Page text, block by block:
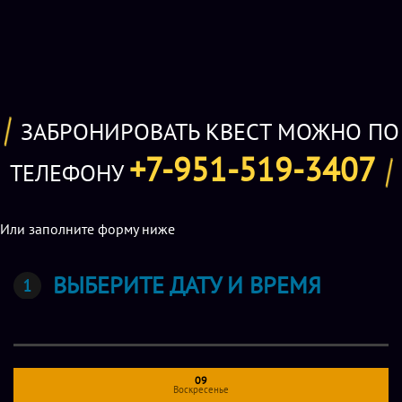
ЗАБРОНИРОВАТЬ КВЕСТ МОЖНО ПО
ТЕЛЕФОНУ+7-951-519-3407
Или заполните форму ниже
ВЫБЕРИТЕ ДАТУ И ВРЕМЯ
09
Воскресенье